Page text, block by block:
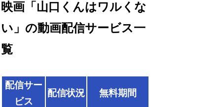
映画「山口くんはワルくな
い」の動画配信サービス一
覧
配信サー
ビス
配信状況 無料期間